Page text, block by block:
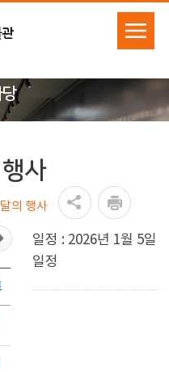
사
의 행사
일정 : 2026년 1월 5일
일정